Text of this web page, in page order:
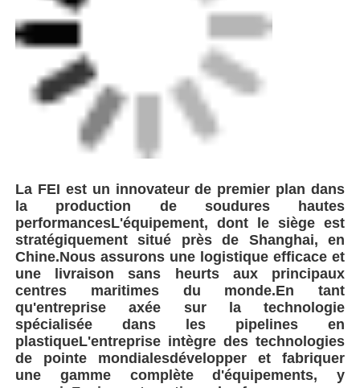
La FEI est un innovateur de premier plan dans
la production de soudures hautes
performances
L'équipement, dont le siège est
stratégiquement situé près de Shanghai, en
une livraison sans heurts aux principaux
centres maritimes du monde.
En tant
qu'entreprise axée sur la technologie
spécialisée dans les pipelines en
plastiqueL'entreprise intègre des technologies
de pointe mondiales
développer et fabriquer
une gamme complète d'équipements, y
comprisFusion automatique des fesses.